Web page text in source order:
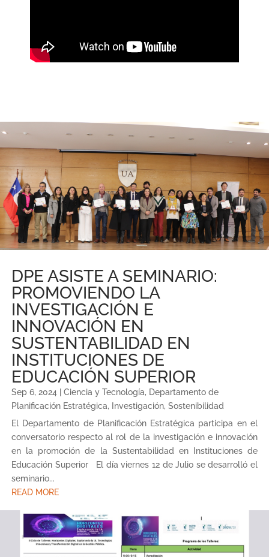
DPE ASISTE A SEMINARIO:
PROMOVIENDO LA
INVESTIGACIÓN E
INNOVACIÓN EN
SUSTENTABILIDAD EN
INSTITUCIONES DE
EDUCACIÓN SUPERIOR
Sep 6, 2024 Ciencia y Tecnología, Departamento de
Planificación Estratégica, Investigación, Sostenibilidad
El Departamento de Planificación Estratégica participa en el
conversatorio respecto al rol de la investigación e innovación
en la promoción de la Sustentabilidad en Instituciones de
Educación Superior El día viernes 12 de Julio se desarrolló el
seminario...
READ MORE